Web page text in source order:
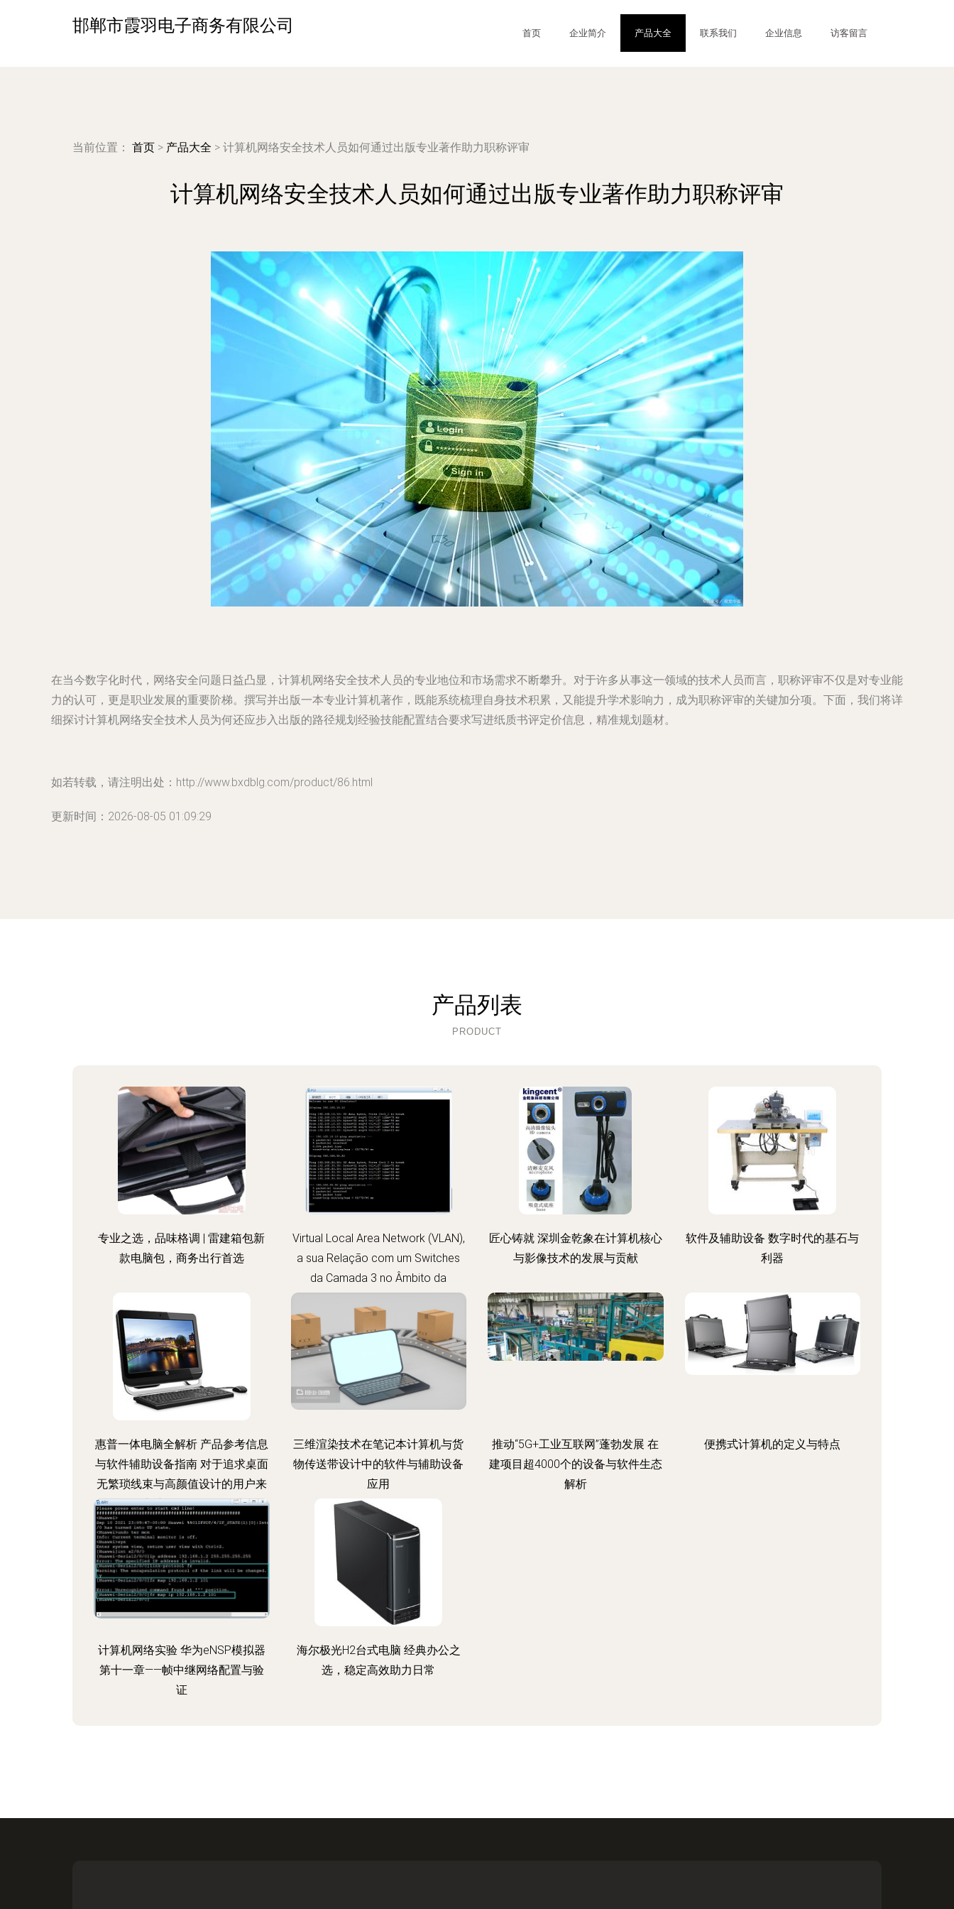
邯郸市霞羽电子商务有限公司 首页 企业简介 产品大全 联系我们 企业信息 访客留言
当前位置： 首页 > 产品大全 > 计算机网络安全技术人员如何通过出版专业著作助力职称评审
计算机网络安全技术人员如何通过出版专业著作助力职称评审
在当今数字化时代，网络安全问题日益凸显，计算机网络安全技术人员的专业地位和市场需求不断攀升。对于许多从事这一领域的技术人员而言，职称评审不仅是对专业能
力的认可，更是职业发展的重要阶梯。撰写并出版一本专业计算机著作，既能系统梳理自身技术积累，又能提升学术影响力，成为职称评审的关键加分项。下面，我们将详
细探讨计算机网络安全技术人员为何还应步入出版的路径规划经验技能配置结合要求写进纸质书评定价信息，精准规划题材。
如若转载，请注明出处：http://www.bxdblg.com/product/86.html
更新时间：2026-08-05 01:09:29
产品列表
PRODUCT
专业之选，品味格调 | 雷建箱包新
款电脑包，商务出行首选
Virtual Local Area Network (VLAN),
a sua Relação com um Switches
da Camada 3 no Âmbito da
“software, o hardware necessário
E a aEquip. adequ. A
Uso”、“Vistando GIG
匠心铸就 深圳金乾象在计算机核心
与影像技术的发展与贡献
软件及辅助设备 数字时代的基石与
利器
惠普一体电脑全解析 产品参考信息
与软件辅助设备指南 对于追求桌面
无繁琐线束与高颜值设计的用户来
说，一体电脑是一个不错的选择。
惠普作为PC市场的领导者之一，拥
有丰富的一体电脑产品线。本文将
为您提炼参穿的核心点，帮助我们
获取首选设备如「终端参考」与关
键软件及辅助设备的搭配要点。
一、 重点型号基本分析 先了解当
下的几款关键机型品 ① 适合于不
同平衡计算的hp Pavilion（高端 飞
系列/某些近期线上风格为思简洁但
三维渲染技术在笔记本计算机与货
物传送带设计中的软件与辅助设备
应用
推动“5G+工业互联网”蓬勃发展 在
建项目超4000个的设备与软件生态
解析
便携式计算机的定义与特点
计算机网络实验 华为eNSP模拟器
第十一章——帧中继网络配置与验
证
海尔极光H2台式电脑 经典办公之
选，稳定高效助力日常